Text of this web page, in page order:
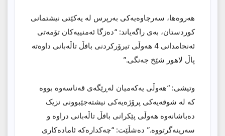
هەروەها، سەرچاوەیەکی بەرپرس لە یەکێتی نیشتمانی
کوردستان، بەی راگەیاند: “دەزگا ئەمنییەکان تۆمەتی
ئەنجامدانی 4 هەوڵی تیرۆرکردنی بافڵ تاڵەبانی داوەتە
پاڵ لاهور شێخ جەنگی.”
وتیشی: “هەوڵی یەکەمیان لەڕێگەی قەناسەوە بووە
کە لە شوقەیەکی پرۆژەیەکی نیشتەجێبوونی نزیک
دەباشانەوە هەوڵی پێکرانی بافڵ تاڵەبانی دراوە و
سەرینەگرتووە.” دەشڵێت: “چەکدارەکە ئامادەکاری